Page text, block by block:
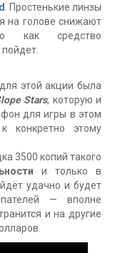
. Простенькие линзы
на голове снижают
как средство
этой акции была
Stars, которую и
для игры в этом
конкретно этому
3500 копий такого
и только в
удачно и будет
— вполне
и на другие